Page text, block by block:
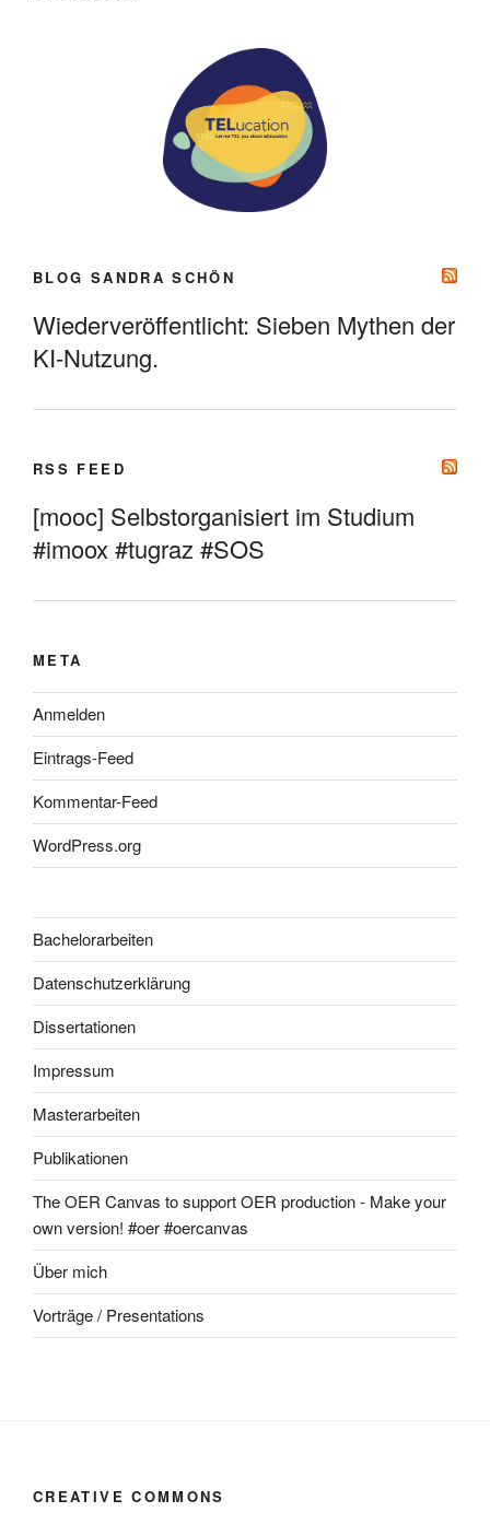
BLOG SANDRA SCHÖN
Wiederveröffentlicht: Sieben Mythen der
KI-Nutzung.
RSS FEED
[mooc] Selbstorganisiert im Studium
#imoox #tugraz #SOS
META
Anmelden
Eintrags-Feed
Kommentar-Feed
WordPress.org
Bachelorarbeiten
Datenschutzerklärung
Dissertationen
Impressum
Masterarbeiten
Publikationen
The OER Canvas to support OER production - Make your
own version! #oer #oercanvas
Über mich
Vorträge / Presentations
CREATIVE COMMONS